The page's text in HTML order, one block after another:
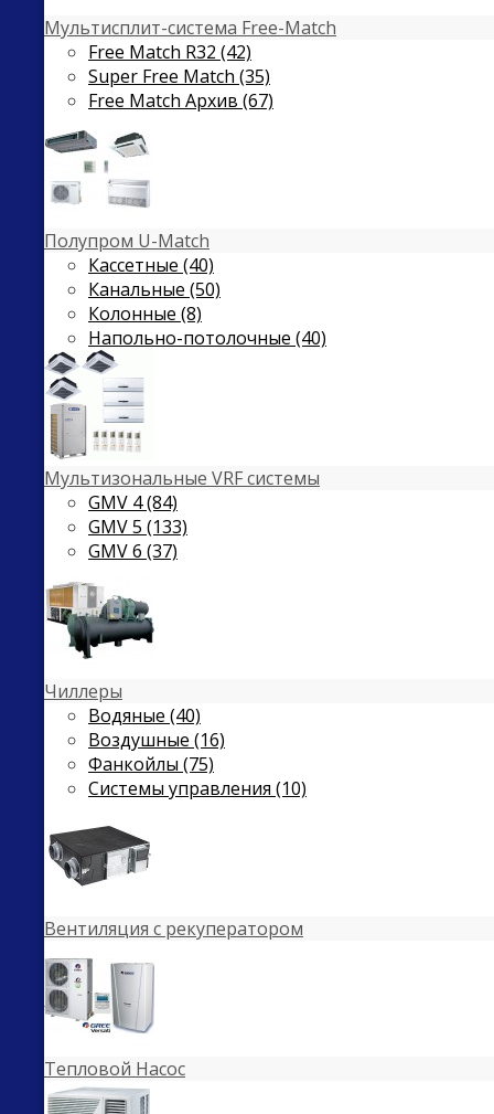
Мультисплит-система Free-Match
Free Match R32 (42)
Super Free Match (35)
Free Match Архив (67)
Полупром U-Match
Кассетные (40)
Канальные (50)
Колонные (8)
Напольно-потолочные (40)
Мультизональные VRF системы
GMV 4 (84)
GMV 5 (133)
GMV 6 (37)
Чиллеры
Водяные (40)
Воздушные (16)
Фанкойлы (75)
Системы управления (10)
Вентиляция с рекуператором
Тепловой Насос